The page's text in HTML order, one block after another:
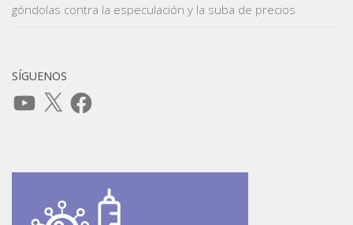
góndolas contra la especulación y la suba de precios
SÍGUENOS
YouTube
X Facebook